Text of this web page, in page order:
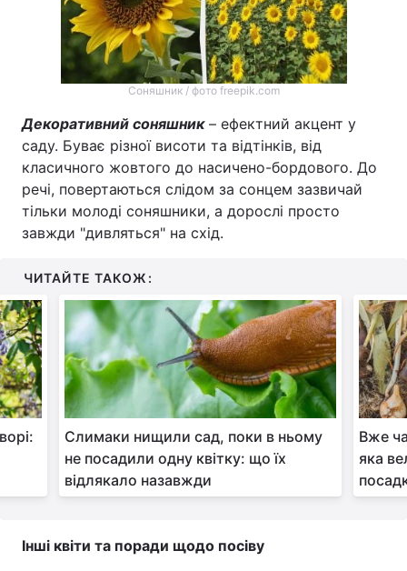
Соняшник / фото freepik.com
Декоративний соняшник– ефектний акцент у
саду. Буває різної висоти та відтінків, від
класичного жовтого до насичено-бордового. До
речі, повертаються слідом за сонцем зазвичай
тільки молоді соняшники, а дорослі просто
завжди "дивляться" на схід.
ЧИТАЙТЕ ТАКОЖ:
Слимаки нищили сад, поки в ньому
не посадили одну квітку: що їх
відлякало назавжди
Вже
яка
Інші квіти та поради щодо посіву